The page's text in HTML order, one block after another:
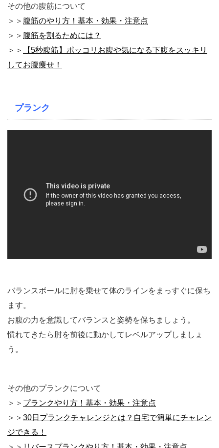
その他の腹筋について
＞＞ 腹筋のやり方！基本・効果・注意点
＞＞ 腹筋を割るためには？
＞＞
【5秒腹筋】ポッコリお腹や気になる下腹をスッキリ
してお腹痩せ！
プランク
バランスボールに肘を乗せて体のラインをまっすぐに保ち
ます。
お腹の力を意識してバランスと姿勢を保ちましょう。
慣れてきたら肘を前後に動かしてレベルアップしましょ
う。
その他のプランクについて
＞＞ プランクやり方！基本・効果・注意点
＞＞ 30日プランクチャレンジとは？自宅で簡単にチャレン
ジできる！